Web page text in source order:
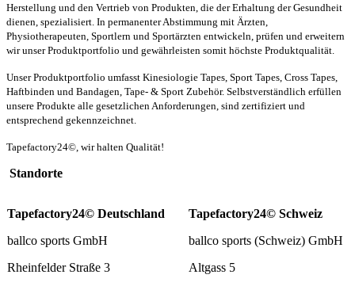
Herstellung und den Vertrieb von Produkten, die der Erhaltung der Gesundheit
dienen, spezialisiert. In permanenter Abstimmung mit Ärzten,
Physiotherapeuten, Sportlern und Sportärzten entwickeln, prüfen und erweitern
wir unser Produktportfolio und gewährleisten somit höchste Produktqualität.
Unser Produktportfolio umfasst Kinesiologie Tapes, Sport Tapes, Cross Tapes,
Haftbinden und Bandagen, Tape- & Sport Zubehör. Selbstverständlich erfüllen
unsere Produkte alle gesetzlichen Anforderungen, sind zertifiziert und
entsprechend gekennzeichnet.
Tapefactory24©, wir halten Qualität!
Standorte
Tapefactory24© Deutschland
ballco sports GmbH
Rheinfelder Straße 3
Tapefactory24© Schweiz
ballco sports (Schweiz) GmbH
Altgass 5